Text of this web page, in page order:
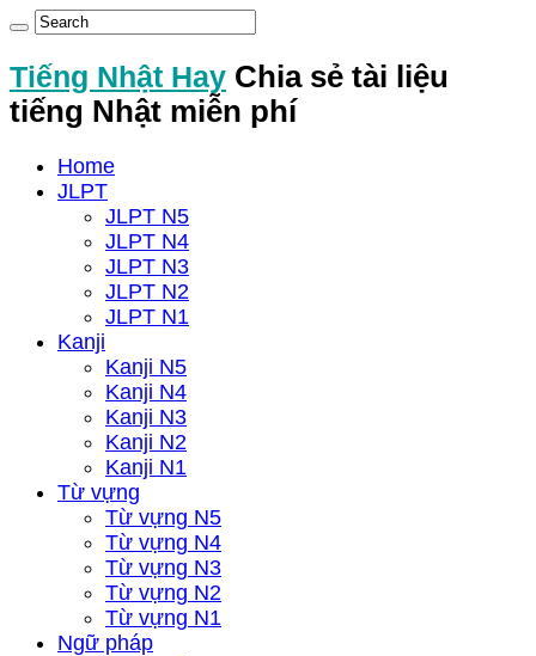
Tiếng Nhật Hay Chia sẻ tài liệu
tiếng Nhật miễn phí
Home
JLPT
JLPT N5
JLPT N4
JLPT N3
JLPT N2
JLPT N1
Kanji
Kanji N5
Kanji N4
Kanji N3
Kanji N2
Kanji N1
Từ vựng
Từ vựng N5
Từ vựng N4
Từ vựng N3
Từ vựng N2
Từ vựng N1
Ngữ pháp